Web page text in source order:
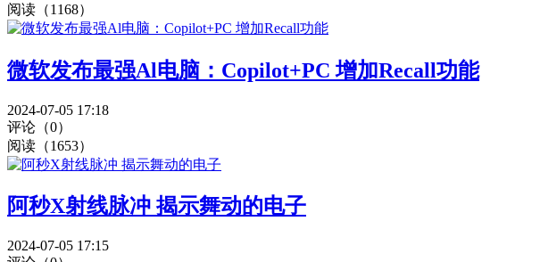
阅读（1168）
微软发布最强Al电脑：Copilot+PC 增加Recall功能
2024-07-05 17:18
评论（0）
阅读（1653）
阿秒X射线脉冲 揭示舞动的电子
2024-07-05 17:15